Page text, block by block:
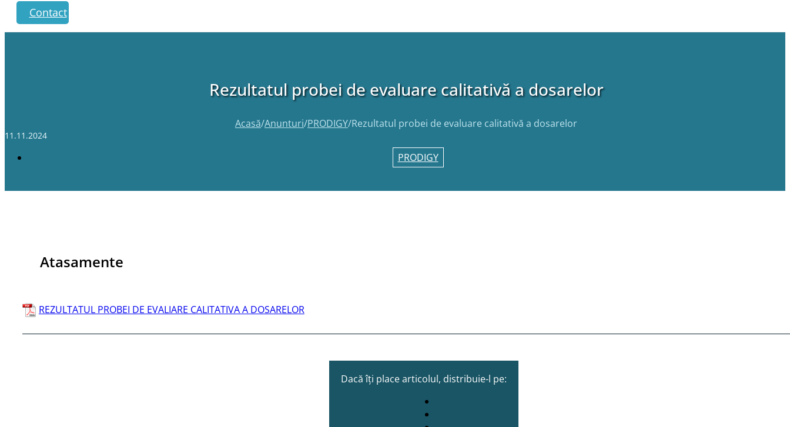
Contact
Rezultatul probei de evaluare calitativă a dosarelor
Acasă/Anunturi/PRODIGY/Rezultatul probei de evaluare calitativă a dosarelor
11.11.2024
PRODIGY
Atasamente
REZULTATUL PROBEI DE EVALIARE CALITATIVA A DOSARELOR
Dacă îți place articolul, distribuie-l pe: